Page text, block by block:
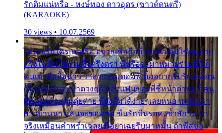
รักติ๋มแน่หรือ - หงษ์ทอง ดาวอุดร (ซาวด์ดนตรี)
(KARAOKE)
30 views • 10.07.2569
ไม่เคยรักใครแน่หรือ อยากเชื่อถือก็ไม่กล้า ติ๋มใช่คนสวย
ตรึงใจ ติ๋มใช่งามซึ้งตรึงตรา พี่หรือจะมาหมายร่วมชีวี ก็
คนเขาลืออื้อฉาว ว่าสาวๆรุมตอมพี่ ติ๋มอยากรับรักเหมือน
กัน แต่หวั่นจะช้ำดวงฤดี กลัวแฟนของพี่ชี้หน้าด่าทอ ก็คน
ชื่อต๋อยต้อยตุ้มตุ๋ยต่าย พี่ยังลืมได้ง่ายๆเลยหนอ แค่ตัวเรา
สาวบ้านนา แสนจะซอมซ่อ ขืนรักขืนรอคงช้ำสักวัน ถ้า
จริงเหมือนคำพร่ำเฉลย พี่อย่าเฉยรีบมาหมั้น ถ้าพี่สู่ขอ